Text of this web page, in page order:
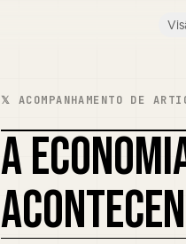
𝕏 ACOMPANHAMENTO DE
A